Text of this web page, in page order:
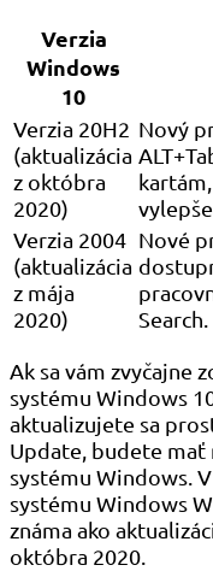
Verzia
Windows
10
Verzia 20H2
(aktualizácia
z októbra
2020)
Nový
Verzia 2004
(aktualizácia
z mája
2020)
Nové
Search.
Ak sa vám zvyčajne
systému Windows
aktualizujete sa
Update, budete mať
systému Windows.
systému Windows
známa ako
októbra 2020.